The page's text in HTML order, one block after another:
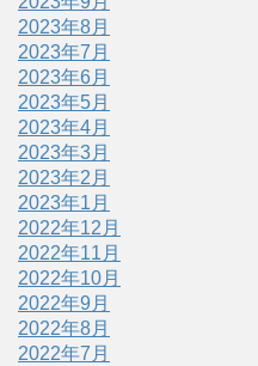
2023年8月
2023年7月
2023年6月
2023年5月
2023年4月
2023年3月
2023年2月
2023年1月
2022年12月
2022年11月
2022年10月
2022年9月
2022年8月
2022年7月